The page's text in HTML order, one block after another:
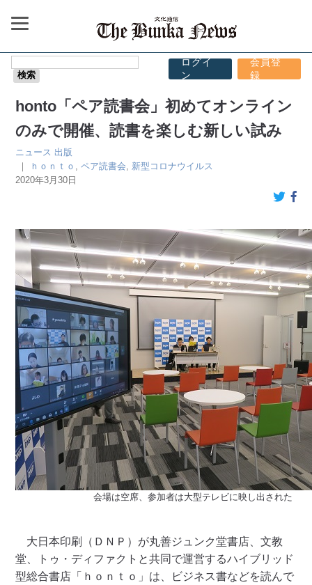
ログイ
ン
会員登
録
honto「ペア読書会」初めてオンライン
のみで開催、読書を楽しむ新しい試み
ニュース 出版
｜
ｈｏｎｔｏ ,ペア読書会
新型コロナウイルス
2020年3月30日
会場は空席、参加者は大型テレビに映し出された
大日本印刷（ＤＮＰ）が丸善ジュンク堂書店、文教
堂、トゥ・ディファクトと共同で運営するハイブリッド
型総合書店「ｈｏｎｔｏ」は、ビジネス書などを読んで